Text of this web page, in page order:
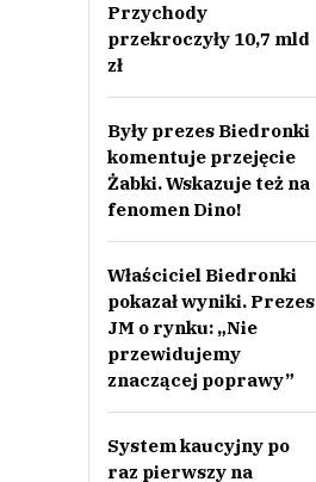
Przychody
przekroczyły 10,7 mld
zł
Były prezes Biedronki
komentuje przejęcie
Żabki. Wskazuje też na
fenomen Dino!
Właściciel Biedronki
pokazał wyniki. Prezes
JM o rynku: „Nie
przewidujemy
znaczącej poprawy”
System kaucyjny po
raz pierwszy na